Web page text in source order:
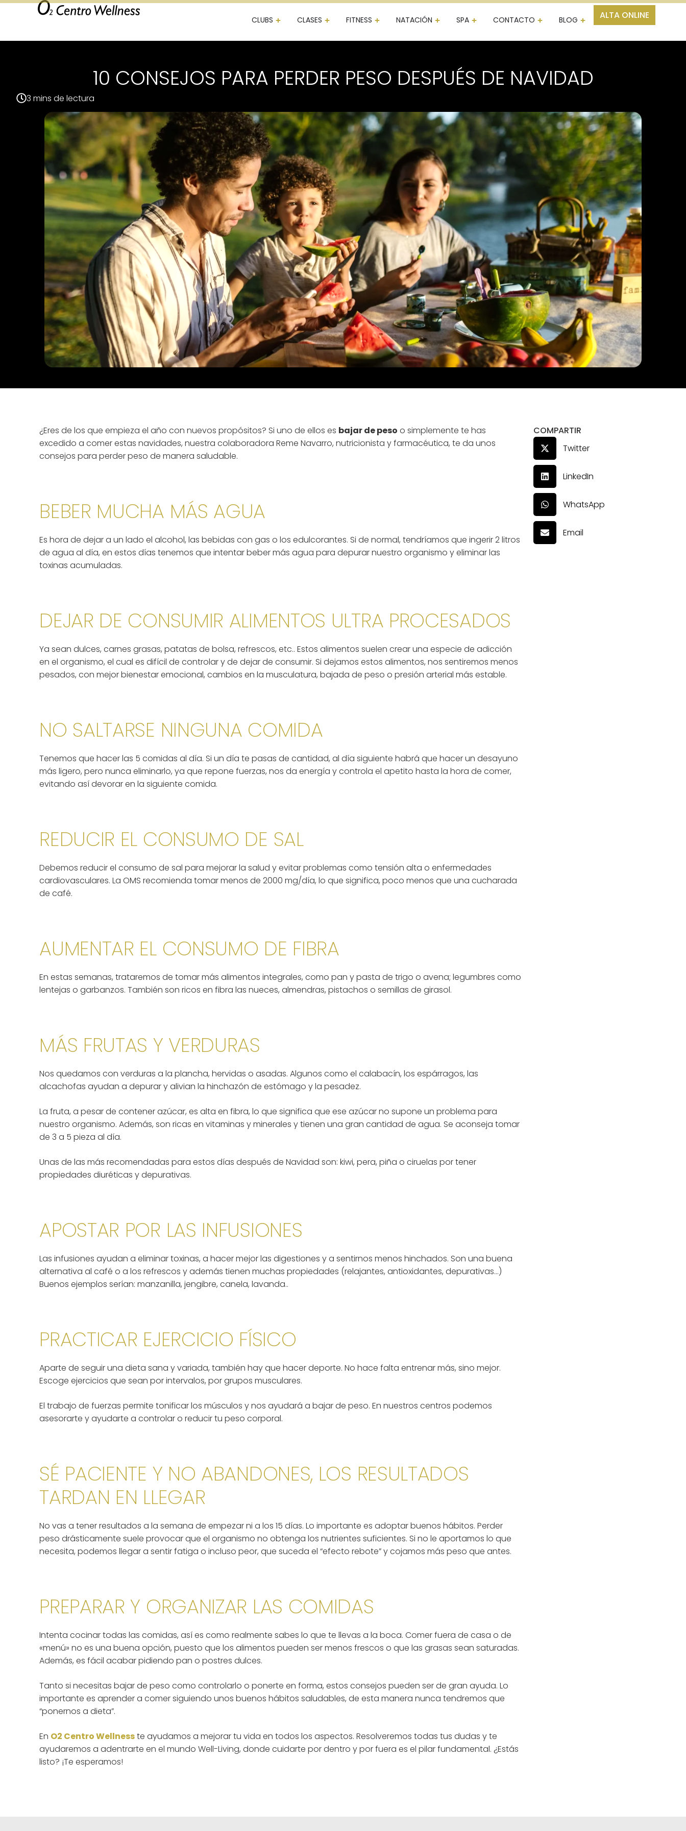
CLUBS CLASES FITNESS NATACIÓN SPA CONTACTO BLOG ALTA ONLINE
10 CONSEJOS PARA PERDER PESO DESPUÉS DE NAVIDAD
¿Eres de los que empieza el año con nuevos propósitos? Si uno de ellos es bajar de peso o simplemente te has
excedido a comer estas navidades, nuestra colaboradora Reme Navarro, nutricionista y farmacéutica, te da unos
consejos para perder peso de manera saludable.
BEBER MUCHA MÁS AGUA
Es hora de dejar a un lado el alcohol, las bebidas con gas o los edulcorantes. Si de normal, tendríamos que ingerir 2 litros
de agua al día, en estos días tenemos que intentar beber más agua para depurar nuestro organismo y eliminar las
toxinas acumuladas.
DEJAR DE CONSUMIR ALIMENTOS ULTRA PROCESADOS
Ya sean dulces, carnes grasas, patatas de bolsa, refrescos, etc.. Estos alimentos suelen crear una especie de adicción
en el organismo, el cual es difícil de controlar y de dejar de consumir. Si dejamos estos alimentos, nos sentiremos menos
pesados, con mejor bienestar emocional, cambios en la musculatura, bajada de peso o presión arterial más estable.
NO SALTARSE NINGUNA COMIDA
Tenemos que hacer las 5 comidas al día. Si un día te pasas de cantidad, al día siguiente habrá que hacer un desayuno
más ligero, pero nunca eliminarlo, ya que repone fuerzas, nos da energía y controla el apetito hasta la hora de comer,
evitando así devorar en la siguiente comida.
REDUCIR EL CONSUMO DE SAL
Debemos reducir el consumo de sal para mejorar la salud y evitar problemas como tensión alta o enfermedades
cardiovasculares. La OMS recomienda tomar menos de 2000 mg/día, lo que significa, poco menos que una cucharada
de café.
AUMENTAR EL CONSUMO DE FIBRA
En estas semanas, trataremos de tomar más alimentos integrales, como pan y pasta de trigo o avena; legumbres como
lentejas o garbanzos. También son ricos en fibra las nueces, almendras, pistachos o semillas de girasol.
MÁS FRUTAS Y VERDURAS
Nos quedamos con verduras a la plancha, hervidas o asadas. Algunos como el calabacín, los espárragos, las
alcachofas ayudan a depurar y alivian la hinchazón de estómago y la pesadez.
La fruta, a pesar de contener azúcar, es alta en fibra, lo que significa que ese azúcar no supone un problema para
nuestro organismo. Además, son ricas en vitaminas y minerales y tienen una gran cantidad de agua. Se aconseja tomar
de 3 a 5 pieza al día.
Unas de las más recomendadas para estos días después de Navidad son: kiwi, pera, piña o ciruelas por tener
propiedades diuréticas y depurativas.
APOSTAR POR LAS INFUSIONES
Las infusiones ayudan a eliminar toxinas, a hacer mejor las digestiones y a sentirnos menos hinchados. Son una buena
alternativa al café o a los refrescos y además tienen muchas propiedades (relajantes, antioxidantes, depurativas…)
Buenos ejemplos serían: manzanilla, jengibre, canela, lavanda..
PRACTICAR EJERCICIO FÍSICO
Aparte de seguir una dieta sana y variada, también hay que hacer deporte. No hace falta entrenar más, sino mejor.
Escoge ejercicios que sean por intervalos, por grupos musculares.
El trabajo de fuerzas permite tonificar los músculos y nos ayudará a bajar de peso. En nuestros centros podemos
asesorarte y ayudarte a controlar o reducir tu peso corporal.
SÉ PACIENTE Y NO ABANDONES, LOS RESULTADOS
TARDAN EN LLEGAR
No vas a tener resultados a la semana de empezar ni a los 15 días. Lo importante es adoptar buenos hábitos. Perder
peso drásticamente suele provocar que el organismo no obtenga los nutrientes suficientes. Si no le aportamos lo que
necesita, podemos llegar a sentir fatiga o incluso peor, que suceda el “efecto rebote” y cojamos más peso que antes.
PREPARAR Y ORGANIZAR LAS COMIDAS
Intenta cocinar todas las comidas, así es como realmente sabes lo que te llevas a la boca. Comer fuera de casa o de
«menú» no es una buena opción, puesto que los alimentos pueden ser menos frescos o que las grasas sean saturadas.
Además, es fácil acabar pidiendo pan o postres dulces.
Tanto si necesitas bajar de peso como controlarlo o ponerte en forma, estos consejos pueden ser de gran ayuda. Lo
importante es aprender a comer siguiendo unos buenos hábitos saludables, de esta manera nunca tendremos que
“ponernos a dieta”.
En O2 Centro Wellnesste ayudamos a mejorar tu vida en todos los aspectos. Resolveremos todas tus dudas y te
ayudaremos a adentrarte en el mundo Well-Living, donde cuidarte por dentro y por fuera es el pilar fundamental. ¿Estás
listo? ¡Te esperamos!
COMPARTIR
Twitter
LinkedIn
WhatsApp
Email